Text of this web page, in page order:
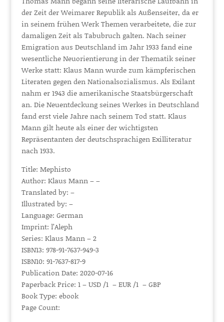
der Zeit der Weimarer Republik als Außenseiter, da er
in seinem frühen Werk Themen verarbeitete, die zur
damaligen Zeit als Tabubruch galten. Nach seiner
Emigration aus Deutschland im Jahr 1933 fand eine
wesentliche Neuorientierung in der Thematik seiner
Werke statt: Klaus Mann wurde zum kämpferischen
Literaten gegen den Nationalsozialismus. Als Exilant
nahm er 1943 die amerikanische Staatsbürgerschaft
an. Die Neuentdeckung seines Werkes in Deutschland
fand erst viele Jahre nach seinem Tod statt. Klaus
Mann gilt heute als einer der wichtigsten
Repräsentanten der deutschsprachigen Exilliteratur
nach 1933.
Title: Mephisto
Author: Klaus Mann – –
Translated by: –
Illustrated by: –
Language: German
Imprint: l’Aleph
Series: Klaus Mann – 2
ISBN13: 978-91-7637-949-3
ISBN10: 91-7637-817-9
Publication Date: 2020-07-16
Paperback Price: 1 – USD /1 – EUR /1 – GBP
Book Type: ebook
Page Count: